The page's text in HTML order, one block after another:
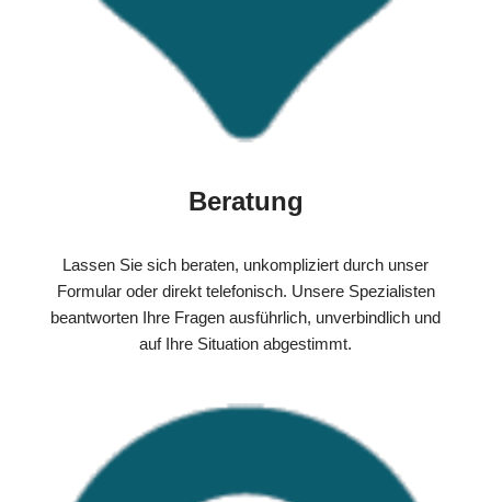
Beratung
Lassen Sie sich beraten, unkompliziert durch unser
Formular oder direkt telefonisch. Unsere Spezialisten
beantworten Ihre Fragen ausführlich, unverbindlich und
auf Ihre Situation abgestimmt.